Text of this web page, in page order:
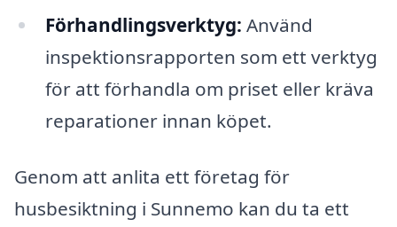
Förhandlingsverktyg: Använd
inspektionsrapporten som ett verktyg
för att förhandla om priset eller kräva
reparationer innan köpet.
Genom att anlita ett företag för
husbesiktning i Sunnemo kan du ta ett